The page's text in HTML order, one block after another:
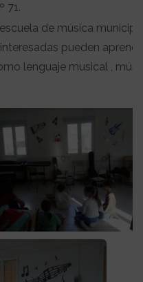
71.
de música
pueden
lenguaje musical ,